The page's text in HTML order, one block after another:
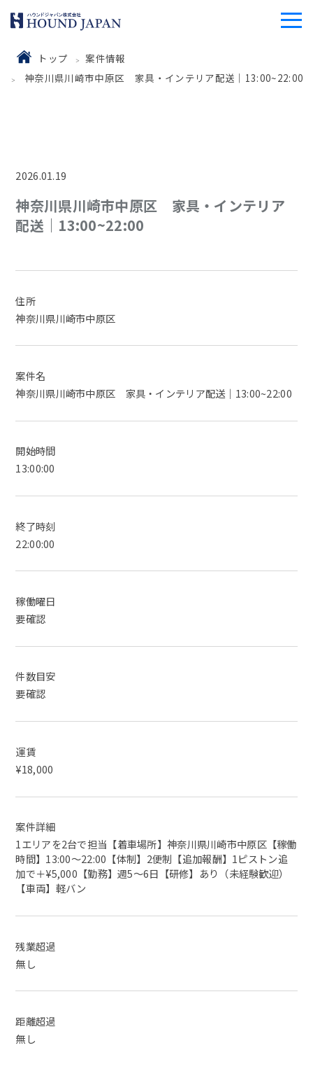
トップ
案件情報
神奈川県川崎市中原区 家具・インテリア配送｜13:00~22:00
2026.01.19
神奈川県川崎市中原区 家具・インテリア
配送｜13:00~22:00
住所
神奈川県川崎市中原区
案件名
神奈川県川崎市中原区 家具・インテリア配送｜13:00~22:00
開始時間
13:00:00
終了時刻
22:00:00
稼働曜日
要確認
件数目安
要確認
運賃
¥18,000
案件詳細
1エリアを2台で担当【着車場所】神奈川県川崎市中原区【稼働
時間】13:00〜22:00【体制】2便制【追加報酬】1ピストン追
加で＋¥5,000【勤務】週5〜6日【研修】あり（未経験歓迎）
【車両】軽バン
残業超過
無し
距離超過
無し